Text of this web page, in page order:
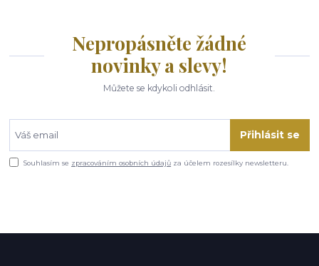
Nepropásněte žádné
novinky a slevy!
Můžete se kdykoli odhlásit.
Přihlásit se
Souhlasím se zpracováním osobních údajů za účelem rozesílky newsletteru.